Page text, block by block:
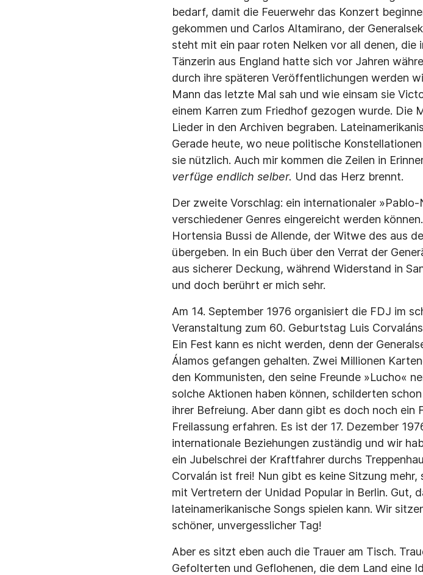
bedarf, damit die Feuerwehr das Konzert
gekommen und Carlos Altamirano, der
steht mit ein paar roten Nelken vor all denen, die
Tänzerin aus England hatte sich vor Jahren
durch ihre späteren Veröffentlichungen werden
Mann das letzte Mal sah und wie einsam sie
einem Karren zum Friedhof gezogen wurde. Die
Lieder in den Archiven begraben.
Gerade heute, wo neue politische
sie nützlich. Auch mir kommen die Zeilen in
verfüge endlich selber. Und das Herz brennt.
Der zweite Vorschlag: ein internationaler
verschiedener Genres eingereicht werden
Hortensia Bussi de Allende, der Witwe des aus
übergeben. In ein Buch über den Verrat der
aus sicherer Deckung, während Widerstand in
und doch berührt er mich sehr.
Am 14. September 1976 organisiert die FDJ im
Veranstaltung zum 60. Geburtstag Luis
Ein Fest kann es nicht werden, denn der
Álamos gefangen gehalten. Zwei Millionen
den Kommunisten, den seine Freunde »Lucho«
solche Aktionen haben können, schilderten
ihrer Befreiung. Aber dann gibt es doch noch ein
Freilassung erfahren. Es ist der 17. Dezember
internationale Beziehungen zuständig und wir
ein Jubelschrei der Kraftfahrer durchs
Corvalán ist frei! Nun gibt es keine Sitzung
mit Vertretern der Unidad Popular in Berlin. Gut,
lateinamerikanische Songs spielen kann. Wir
schöner, unvergesslicher Tag!
Aber es sitzt eben auch die Trauer am Tisch.
Gefolterten und Geflohenen, die dem Land eine